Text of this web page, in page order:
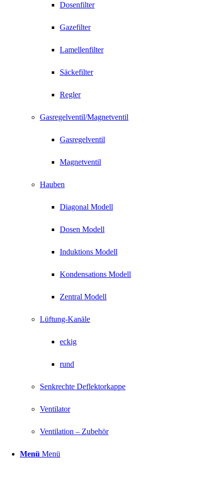
Dosenfilter
Gazefilter
Lamellenfilter
Säckefilter
Regler
Gasregelventil/Magnetventil
Gasregelventil
Magnetventil
Hauben
Diagonal Modell
Dosen Modell
Induktions Modell
Kondensations Modell
Zentral Modell
Lüftung-Kanäle
eckig
rund
Senkrechte Deflektorkappe
Ventilator
Ventilation – Zubehör
Menü Menü